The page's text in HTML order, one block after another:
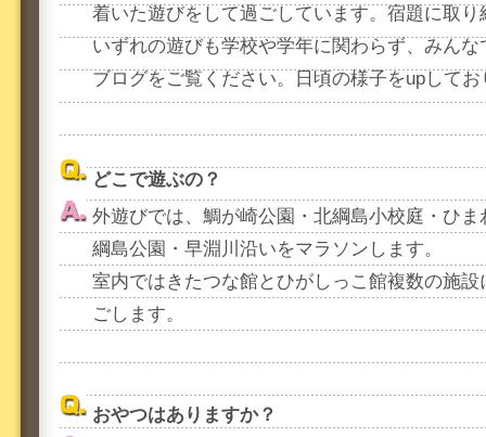
着いた遊びをして過ごしています。宿題に取
いずれの遊びも学校や学年に関わらず、みん
ブログをご覧ください。日頃の様子をupしてお
どこで遊ぶの？
外遊びでは、鯛が崎公園・北綱島小校庭・ひ
綱島公園・早淵川沿いをマラソンします。
室内ではきたつな館とひがしっこ館複数の施
ごします。
おやつはありますか？